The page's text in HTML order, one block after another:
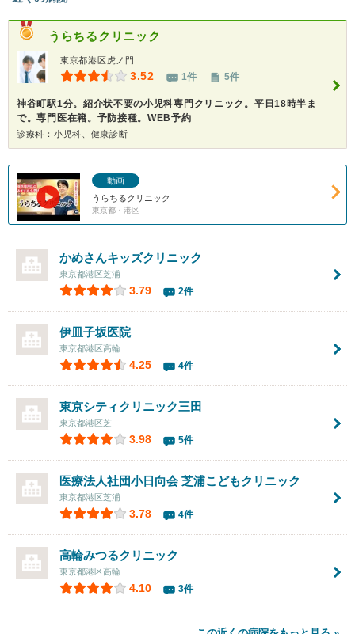
うらちるクリニック
東京都港区虎ノ門
3.52 1件 5件
神谷町駅1分。紹介状不要の小児科専門クリニック。平日18時半ま
で。専門医在籍。予防接種。WEB予約
診療科：小児科、健康診断
動画
うらちるクリニック
東京都・港区
かめさんキッズクリニック
東京都港区芝浦
3.79 2件
伊皿子坂医院
東京都港区高輪
4.25 4件
東京シティクリニック三田
東京都港区芝
3.98 5件
医療法人社団小日向会 芝浦こどもクリニック
東京都港区芝浦
3.78 4件
高輪みつるクリニック
東京都港区高輪
4.10 3件